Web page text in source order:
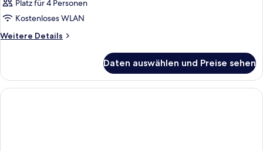
Platz für 4 Personen
Kostenloses WLAN
Weitere Details
Weitere
Daten auswählen und Preise sehen